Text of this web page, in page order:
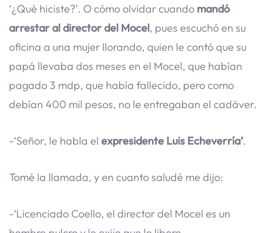
‘¿Qué hiciste?’. O cómo olvidar cuando mandó
arrestar al director del Mocel, pues escuchó en su
oficina a una mujer llorando, quien le contó que su
papá llevaba dos meses en el Mocel, que habían
pagado 3 mdp, que había fallecido, pero como
debían 400 mil pesos, no le entregaban el cadáver.
-‘Señor, le habla el expresidente Luis Echeverría’.
Tomé la llamada, y en cuanto saludé me dijo:
-‘Licenciado Coello, el director del Mocel es un